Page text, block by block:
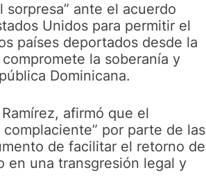
ante el acuerdo
Unidos para permitir el
países deportados desde la
la soberanía y
Dominicana.
afirmó que el
por parte de las
de facilitar el retorno de
en una transgresión legal y